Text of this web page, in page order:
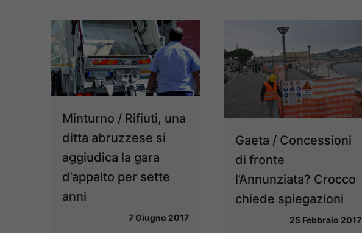
Minturno / Rifiuti, una
ditta abruzzese si
aggiudica la gara
d’appalto per sette
anni
7 Giugno 2017
Gaeta / Concessioni
di fronte
l’Annunziata? Crocco
chiede spiegazioni
25 Febbraio 2017